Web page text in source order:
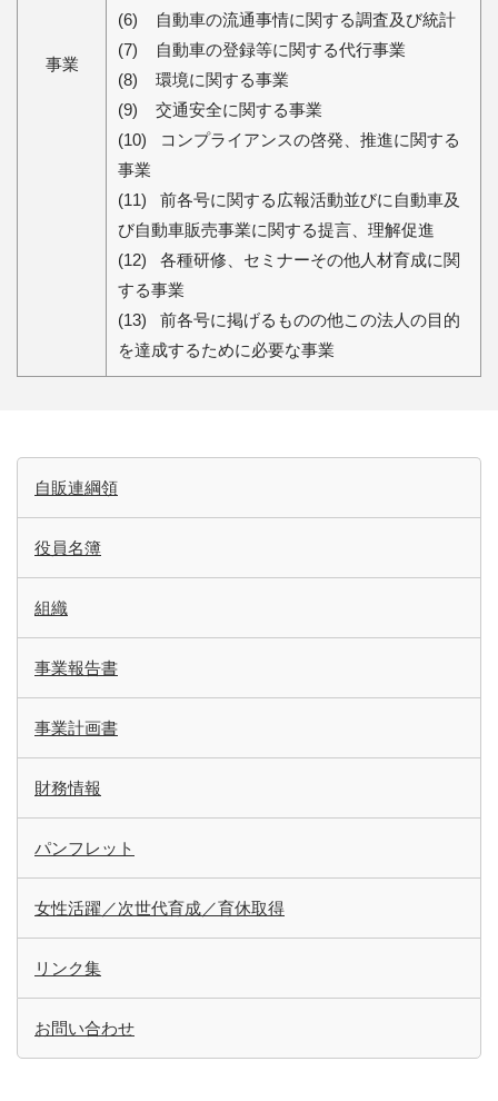
事業
(6)
自動車の流通事情に関する調査及び統計
(7)
自動車の登録等に関する代行事業
(8)
環境に関する事業
(9)
交通安全に関する事業
(10)
コンプライアンスの啓発、推進に関する
事業
(11)
前各号に関する広報活動並びに自動車及
び自動車販売事業に関する提言、理解促進
(12)
各種研修、セミナーその他人材育成に関
する事業
(13)
前各号に掲げるものの他この法人の目的
を達成するために必要な事業
自販連綱領
役員名簿
組織
事業報告書
事業計画書
財務情報
パンフレット
女性活躍／次世代育成／育休取得
リンク集
お問い合わせ